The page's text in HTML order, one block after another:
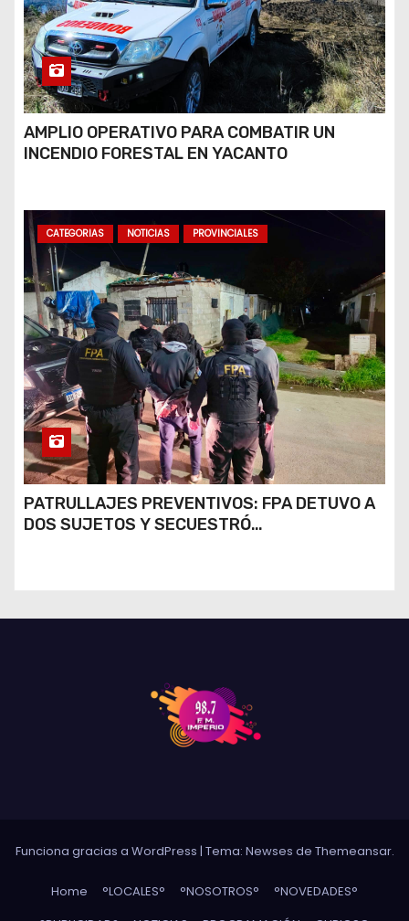
AMPLIO OPERATIVO PARA COMBATIR UN
INCENDIO FORESTAL EN YACANTO
CATEGORIAS NOTICIAS PROVINCIALES
PATRULLAJES PREVENTIVOS: FPA DETUVO A
DOS SUJETOS Y SECUESTRÓ
Funciona gracias a WordPress | Tema: Newses de Themeansar.
Home °LOCALES° °NOSOTROS°
°NOVEDADES°